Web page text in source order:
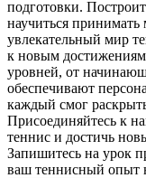
подготовки.
научиться принимать
увлекательный мир
к новым
уровней, от
обеспечивают
каждый смог
Присоединяйтесь к
теннис и достичь
Запишитесь на урок
ваш теннисный опыт